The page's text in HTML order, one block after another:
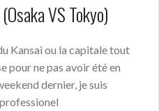
VS Tokyo)
Kansai ou la capitale tout
pour ne pas avoir été en
dernier, je suis